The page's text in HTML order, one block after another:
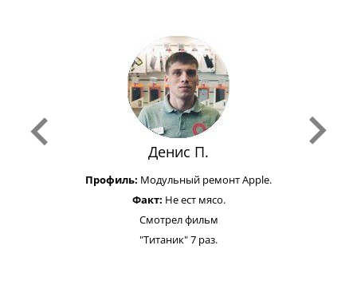
Денис П.
Профиль: Модульный ремонт Apple.
Факт: Не ест мясо.
Смотрел фильм
"Титаник" 7 раз.